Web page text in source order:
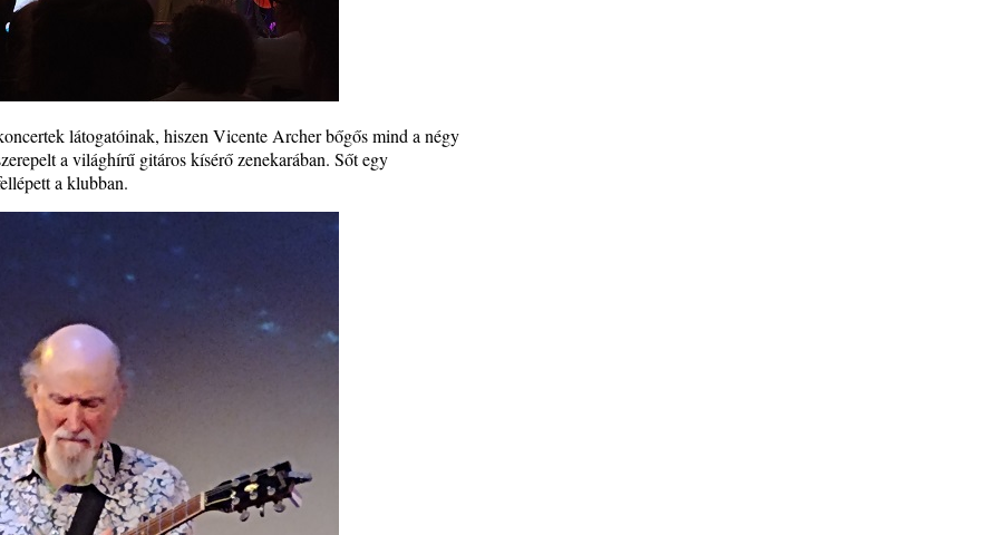
42.
látogatóinak, hiszen Vicente Archer bőgős mind a négy
a világhírű gitáros kísérő zenekarában. Sőt egy
a klubban.